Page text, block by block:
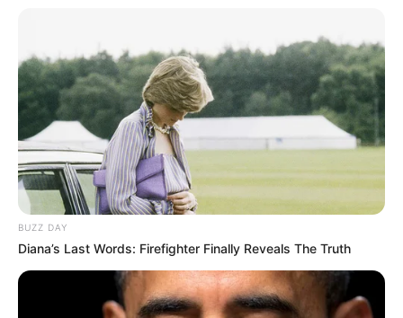
BUZZ DAY
Diana’s Last Words: Firefighter Finally Reveals The Truth